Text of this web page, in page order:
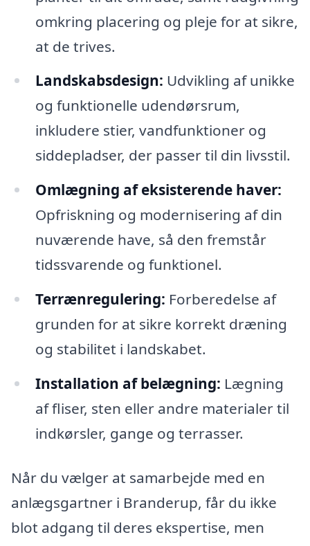
omkring placering og pleje for at sikre,
at de trives.
Landskabsdesign: Udvikling af unikke
og funktionelle udendørsrum,
inkludere stier, vandfunktioner og
siddepladser, der passer til din livsstil.
Omlægning af eksisterende haver:
Opfriskning og modernisering af din
nuværende have, så den fremstår
tidssvarende og funktionel.
Terrænregulering: Forberedelse af
grunden for at sikre korrekt dræning
og stabilitet i landskabet.
Installation af belægning: Lægning
af fliser, sten eller andre materialer til
indkørsler, gange og terrasser.
Når du vælger at samarbejde med en
anlægsgartner i Branderup, får du ikke
blot adgang til deres ekspertise, men